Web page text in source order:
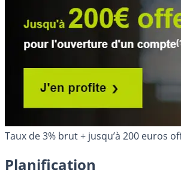
Taux de 3% brut + jusqu’à 200 euros
Planification